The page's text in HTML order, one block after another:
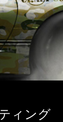
ィング